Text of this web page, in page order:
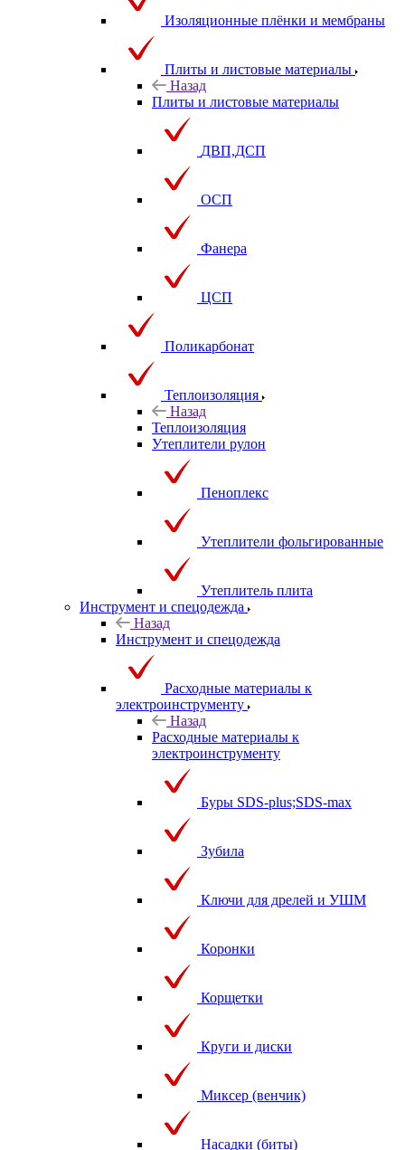
Изоляционные плёнки и мембраны
Плиты и листовые материалы
Назад
Плиты и листовые материалы
ДВП,ДСП
ОСП
Фанера
ЦСП
Поликарбонат
Теплоизоляция
Назад
Теплоизоляция
Утеплители рулон
Пеноплекс
Утеплители фольгированные
Утеплитель плита
Инструмент и спецодежда
Назад
Инструмент и спецодежда
Расходные материалы к
электроинструменту
Назад
Расходные материалы к
электроинструменту
Буры SDS-plus;SDS-max
Зубила
Ключи для дрелей и УШМ
Коронки
Корщетки
Круги и диски
Миксер (венчик)
Насадки (биты)